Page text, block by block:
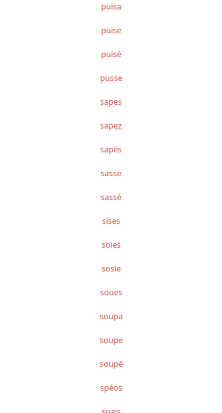
puisa
puise
puisé
pusse
sapes
sapez
sapés
sasse
sassé
sises
soies
sosie
soues
soupa
soupe
soupé
spéos